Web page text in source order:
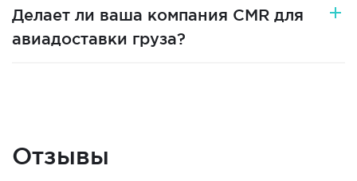
Делает ли ваша компания CMR для
авиадоставки груза?
Отзывы